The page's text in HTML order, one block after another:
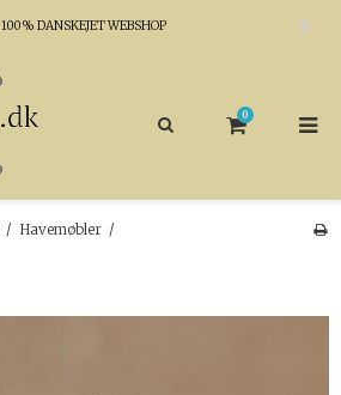
100% DANSKEJET WEBSHOP
0
/ Havemøbler /